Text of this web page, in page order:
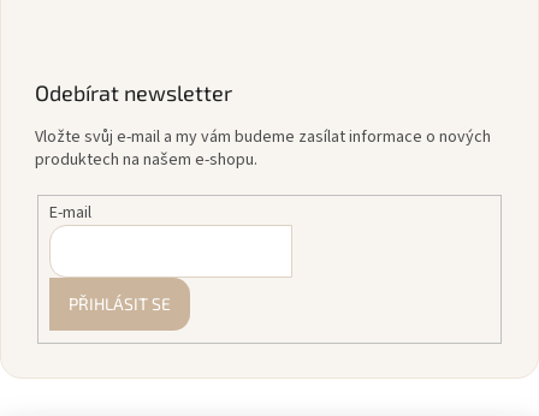
Odebírat newsletter
Vložte svůj e-mail a my vám budeme zasílat informace o nových
produktech na našem e-shopu.
E-mail
PŘIHLÁSIT SE